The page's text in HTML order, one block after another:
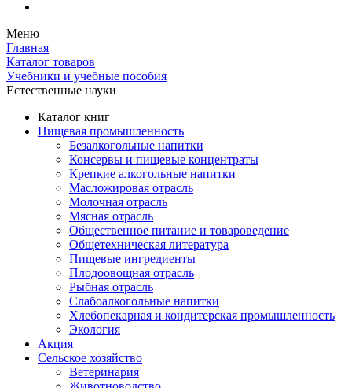
Меню
Главная
Каталог товаров
Учебники и учебные пособия
Естественные науки
Каталог книг
Пищевая промышленность
Безалкогольные напитки
Консервы и пищевые концентраты
Крепкие алкогольные напитки
Масложировая отрасль
Молочная отрасль
Мясная отрасль
Общественное питание и товароведение
Общетехническая литература
Пищевые ингредиенты
Плодоовощная отрасль
Рыбная отрасль
Слабоалкогольные напитки
Хлебопекарная и кондитерская промышленность
Экология
Акция
Сельское хозяйство
Ветеринария